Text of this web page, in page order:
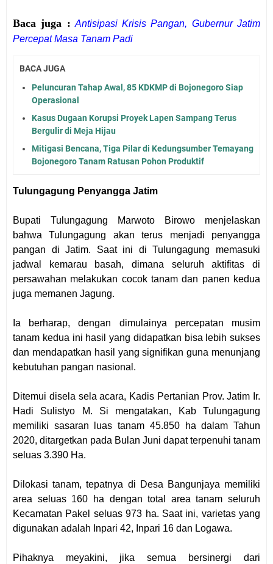
Baca juga : Antisipasi Krisis Pangan, Gubernur Jatim
Percepat Masa Tanam Padi
BACA JUGA
Peluncuran Tahap Awal, 85 KDKMP di Bojonegoro Siap
Operasional
Kasus Dugaan Korupsi Proyek Lapen Sampang Terus
Bergulir di Meja Hijau
Mitigasi Bencana, Tiga Pilar di Kedungsumber Temayang
Bojonegoro Tanam Ratusan Pohon Produktif
Tulungagung Penyangga Jatim
Bupati Tulungagung Marwoto Birowo menjelaskan
bahwa Tulungagung akan terus menjadi penyangga
pangan di Jatim. Saat ini di Tulungagung memasuki
jadwal kemarau basah, dimana seluruh aktifitas di
persawahan melakukan cocok tanam dan panen kedua
juga memanen Jagung.
Ia berharap, dengan dimulainya percepatan musim
tanam kedua ini hasil yang didapatkan bisa lebih sukses
dan mendapatkan hasil yang signifikan guna menunjang
kebutuhan pangan nasional.
Ditemui disela sela acara, Kadis Pertanian Prov. Jatim Ir.
Hadi Sulistyo M. Si mengatakan, Kab Tulungagung
memiliki sasaran luas tanam 45.850 ha dalam Tahun
2020, ditargetkan pada Bulan Juni dapat terpenuhi tanam
seluas 3.390 Ha.
Dilokasi tanam, tepatnya di Desa Bangunjaya memiliki
area seluas 160 ha dengan total area tanam seluruh
Kecamatan Pakel seluas 973 ha. Saat ini, varietas yang
digunakan adalah Inpari 42, Inpari 16 dan Logawa.
Pihaknya meyakini, jika semua bersinergi dari